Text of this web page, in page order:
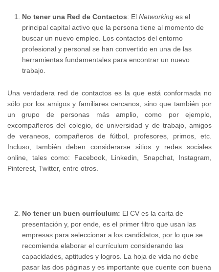
No tener una Red de Contactos: El Networking es el
principal capital activo que la persona tiene al momento de
buscar un nuevo empleo. Los contactos del entorno
profesional y personal se han convertido en una de las
herramientas fundamentales para encontrar un nuevo
trabajo.
Una verdadera red de contactos es la que está conformada no
sólo por los amigos y familiares cercanos, sino que también por
un grupo de personas más amplio, como por ejemplo,
excompañeros del colegio, de universidad y de trabajo, amigos
de veraneos, compañeros de fútbol, profesores, primos, etc.
Incluso, también deben considerarse sitios y redes sociales
online, tales como: Facebook, Linkedin, Snapchat, Instagram,
Pinterest, Twitter, entre otros.
No tener un buen currículum: El CV es la carta de
presentación y, por ende, es el primer filtro que usan las
empresas para seleccionar a los candidatos, por lo que se
recomienda elaborar el currículum considerando las
capacidades, aptitudes y logros. La hoja de vida no debe
pasar las dos páginas y es importante que cuente con buena